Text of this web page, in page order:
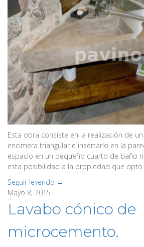
Esta obra consiste en la realización de
encimera triangular e insertarlo en la
espacio en un pequeño cuarto de baño
esta posibilidad a la propiedad que
Seguir leyendo →
Mayo 8, 2015
Lavabo cónico de
microcemento.